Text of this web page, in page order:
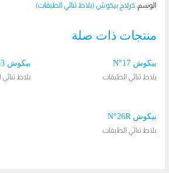
الوسم:كرلاج بيكوش (بلاط ثنائي الطبقات)
منتجات ذات صلة
بيكوش N°17
بلاط ثنائي الطبقات
بيكوش N°63
بلاط
بيكوش N°26R
بلاط ثنائي الطبقات